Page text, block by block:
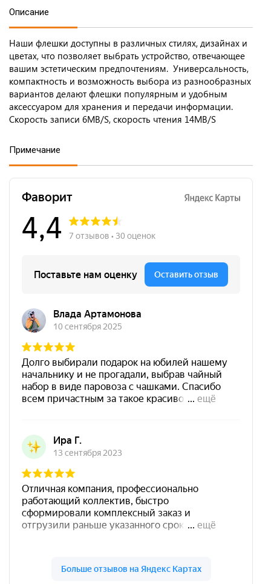
Описание
Наши флешки доступны в различных стилях, дизайнах и
цветах, что позволяет выбрать устройство, отвечающее
вашим эстетическим предпочтениям. Универсальность,
компактность и возможность выбора из разнообразных
вариантов делают флешки популярным и удобным
аксессуаром для хранения и передачи информации.
Скорость записи 6MB/S, скорость чтения 14MB/S
Примечание